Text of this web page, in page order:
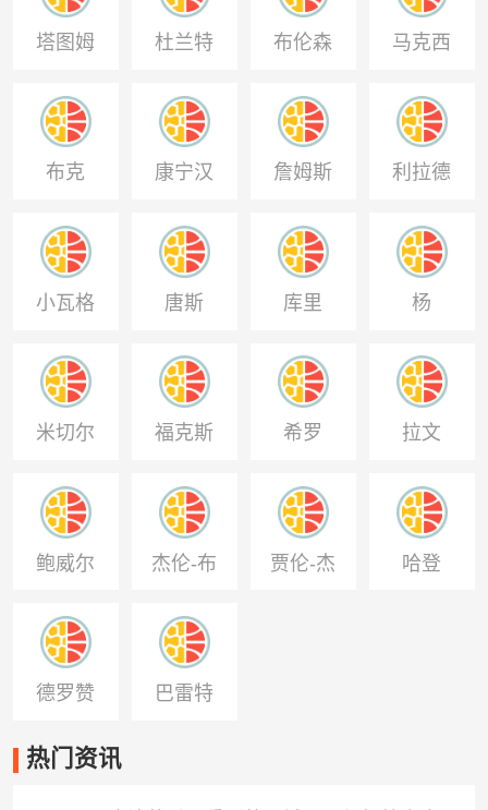
塔图姆 杜兰特 布伦森 马克西
布克 康宁汉
姆
詹姆斯 利拉德
小瓦格
纳
唐斯 库里 杨
米切尔 福克斯 希罗 拉文
鲍威尔 杰伦-布
朗
贾伦-杰 哈登
德罗赞 巴雷特
热门资讯